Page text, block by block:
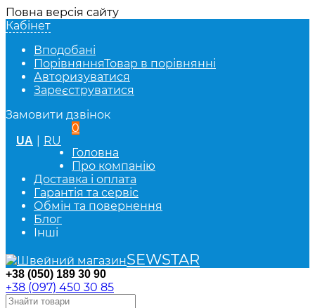
Повна версія сайту
Кабінет
Вподобані
ПорівнянняТовар в порівнянні
Авторизуватися
Зареєструватися
Замовити дзвінок
UA RU
0
Головна
Про компанію
Доставка і оплата
Гарантія та сервіс
Обмін та повернення
Блог
Інші
SEWSTAR
+38 (050) 189 30 90
+38 (097) 450 30 85